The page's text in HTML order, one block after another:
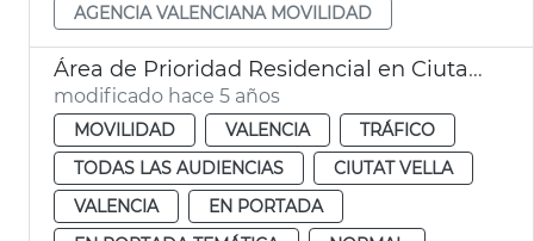
AGENCIA VALENCIANA MOVILIDAD
Área de Prioridad Residencial en Ciutat Vella
modificado hace 5 años
MOVILIDAD VALENCIA
TRÁFICO
TODAS LAS AUDIENCIAS
CIUTAT VELLA
VALENCIA
EN PORTADA